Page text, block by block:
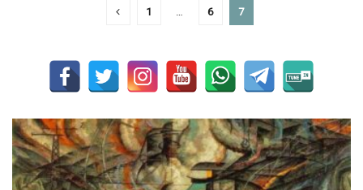
1 … 6 7